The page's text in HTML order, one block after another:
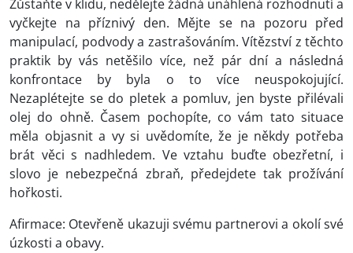
Zůstaňte v klidu, nedělejte žádná unáhlená rozhodnutí a
vyčkejte na příznivý den. Mějte se na pozoru před
manipulací, podvody a zastrašováním. Vítězství z těchto
praktik by vás netěšilo více, než pár dní a následná
konfrontace by byla o to více neuspokojující.
Nezaplétejte se do pletek a pomluv, jen byste přilévali
olej do ohně. Časem pochopíte, co vám tato situace
měla objasnit a vy si uvědomíte, že je někdy potřeba
brát věci s nadhledem. Ve vztahu buďte obezřetní, i
slovo je nebezpečná zbraň, předejdete tak prožívání
hořkosti.
Afirmace: Otevřeně ukazuji svému partnerovi a okolí své
úzkosti a obavy.